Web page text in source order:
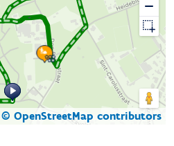
© OpenStreetMap contributors